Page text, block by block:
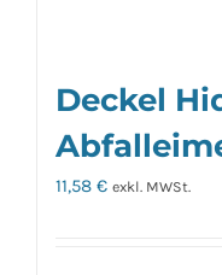
Deckel
11,58 € exkl. MWSt.